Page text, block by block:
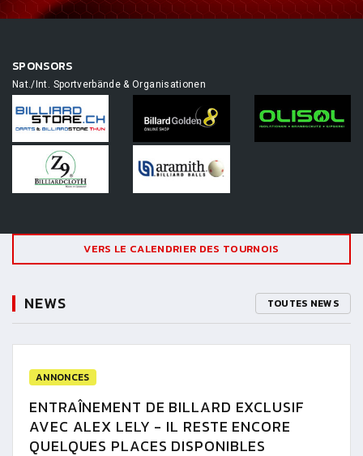
SPONSORS
Nat./Int. Sportverbände & Organisationen
VERS LE CALENDRIER DES TOURNOIS
NEWS TOUTES NEWS
ANNONCES
ENTRAÎNEMENT DE BILLARD EXCLUSIF
AVEC ALEX LELY - IL RESTE ENCORE
QUELQUES PLACES DISPONIBLES